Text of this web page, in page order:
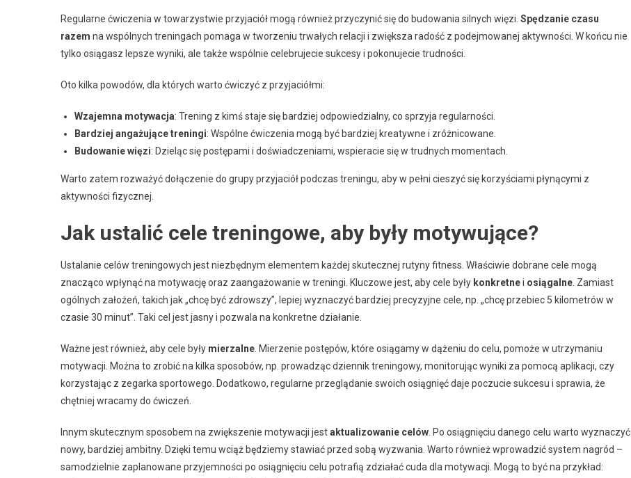
Regularne ćwiczenia w towarzystwie przyjaciół mogą również przyczynić się do budowania silnych więzi. Spędzanie czasu
razem na wspólnych treningach pomaga w tworzeniu trwałych relacji i zwiększa radość z podejmowanej aktywności. W końcu nie
tylko osiągasz lepsze wyniki, ale także wspólnie celebrujecie sukcesy i pokonujecie trudności.
Oto kilka powodów, dla których warto ćwiczyć z przyjaciółmi:
Wzajemna motywacja: Trening z kimś staje się bardziej odpowiedzialny, co sprzyja regularności.
Bardziej angażujące treningi: Wspólne ćwiczenia mogą być bardziej kreatywne i zróżnicowane.
Budowanie więzi: Dzieląc się postępami i doświadczeniami, wspieracie się w trudnych momentach.
Warto zatem rozważyć dołączenie do grupy przyjaciół podczas treningu, aby w pełni cieszyć się korzyściami płynącymi z
aktywności fizycznej.
Jak ustalić cele treningowe, aby były motywujące?
Ustalanie celów treningowych jest niezbędnym elementem każdej skutecznej rutyny fitness. Właściwie dobrane cele mogą
znacząco wpłynąć na motywację oraz zaangażowanie w treningi. Kluczowe jest, aby cele były konkretnei osiągalne . Zamiast
ogólnych założeń, takich jak „chcę być zdrowszy”, lepiej wyznaczyć bardziej precyzyjne cele, np. „chcę przebiec 5 kilometrów w
czasie 30 minut”. Taki cel jest jasny i pozwala na konkretne działanie.
Ważne jest również, aby cele były mierzalne . Mierzenie postępów, które osiągamy w dążeniu do celu, pomoże w utrzymaniu
motywacji. Można to zrobić na kilka sposobów, np. prowadząc dziennik treningowy, monitorując wyniki za pomocą aplikacji, czy
korzystając z zegarka sportowego. Dodatkowo, regularne przeglądanie swoich osiągnięć daje poczucie sukcesu i sprawia, że
chętniej wracamy do ćwiczeń.
Innym skutecznym sposobem na zwiększenie motywacji jestaktualizowanie celów . Po osiągnięciu danego celu warto wyznaczyć
nowy, bardziej ambitny. Dzięki temu wciąż będziemy stawiać przed sobą wyzwania. Warto również wprowadzić system nagród –
samodzielnie zaplanowane przyjemności po osiągnięciu celu potrafią zdziałać cuda dla motywacji. Mogą to być na przykład: